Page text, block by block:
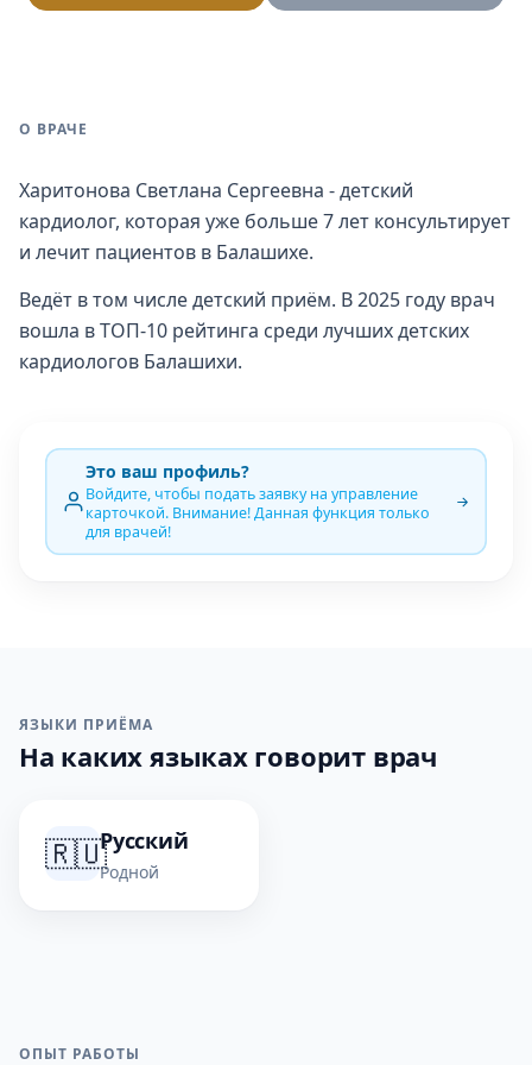
О ВРАЧЕ
Харитонова Светлана Сергеевна - детский
кардиолог, которая уже больше 7 лет консультирует
и лечит пациентов в Балашихе.
Ведёт в том числе детский приём. В 2025 году врач
вошла в ТОП-10 рейтинга среди лучших детских
кардиологов Балашихи.
Это ваш профиль?
Войдите, чтобы подать заявку на управление
карточкой. Внимание! Данная функция только
для врачей!
ЯЗЫКИ ПРИЁМА
На каких языках говорит врач
🇷🇺Русский
Родной
ОПЫТ РАБОТЫ